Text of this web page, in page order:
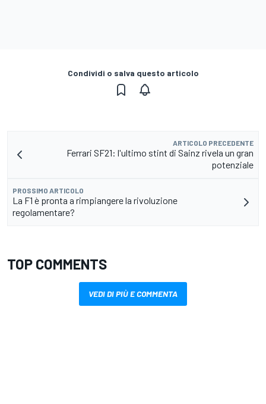
Condividi o salva questo articolo
ARTICOLO PRECEDENTE
Ferrari SF21: l'ultimo stint di Sainz rivela un gran
potenziale
PROSSIMO ARTICOLO
La F1 è pronta a rimpiangere la rivoluzione
regolamentare?
TOP COMMENTS
VEDI DI PIÙ E COMMENTA